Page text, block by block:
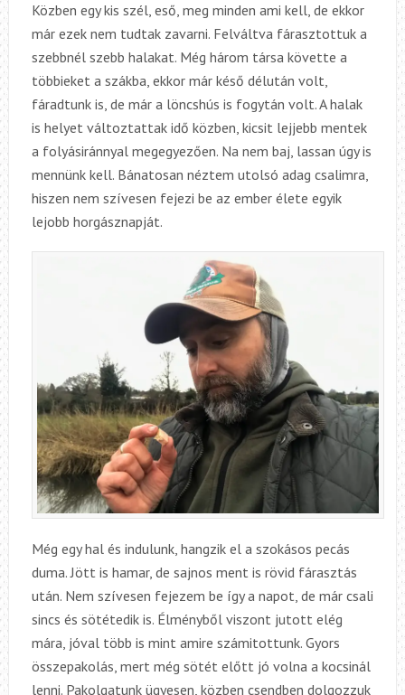
Közben egy kis szél, eső, meg minden ami kell, de ekkor
már ezek nem tudtak zavarni. Felváltva fárasztottuk a
szebbnél szebb halakat. Még három társa követte a
többieket a szákba, ekkor már késő délután volt,
fáradtunk is, de már a löncshús is fogytán volt. A halak
is helyet változtattak idő közben, kicsit lejjebb mentek
a folyásiránnyal megegyezően. Na nem baj, lassan úgy is
mennünk kell. Bánatosan néztem utolsó adag csalimra,
hiszen nem szívesen fejezi be az ember élete egyik
lejobb horgásznapját.
Még egy hal és indulunk, hangzik el a szokásos pecás
duma. Jött is hamar, de sajnos ment is rövid fárasztás
után. Nem szívesen fejezem be így a napot, de már csali
sincs és sötétedik is. Élményből viszont jutott elég
mára, jóval több is mint amire számitottunk. Gyors
összepakolás, mert még sötét előtt jó volna a kocsinál
lenni. Pakolgatunk ügyesen, közben csendben dolgozzuk